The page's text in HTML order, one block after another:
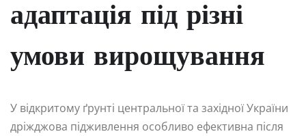
адаптація під різні
умови вирощування
У відкритому ґрунті центральної та західної України
дріжджова підживлення особливо ефективна після